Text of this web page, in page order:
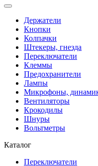
Держатели
Кнопки
Колпачки
Штекеры, гнезда
Переключатели
Клеммы
Предохранители
Лампы
Микрофоны,
Вентиляторы
Крокодилы
Шнуры
Вольтметры
Каталог
Переключатели